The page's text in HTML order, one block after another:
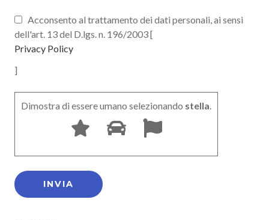
Acconsento al trattamento dei dati personali, ai sensi
dell'art. 13 del D.lgs. n. 196/2003 [
Privacy Policy
]
Dimostra di essere umano selezionando stella.